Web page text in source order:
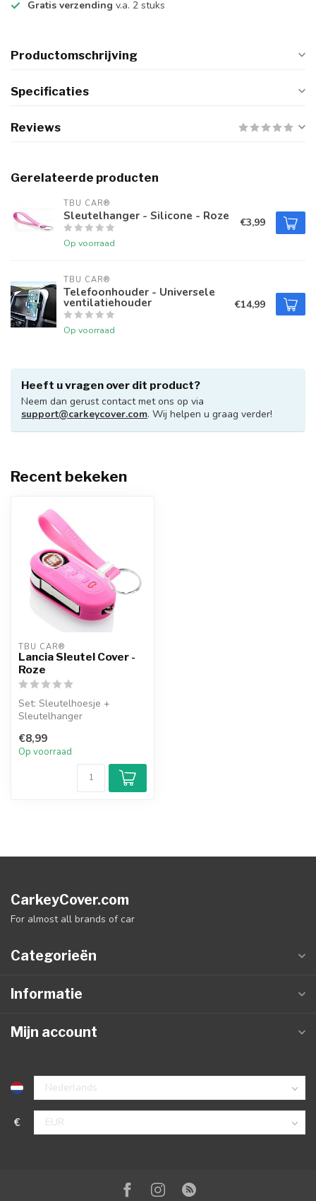
Gratis verzending v.a. 2 stuks
Productomschrijving
Specificaties
Reviews
Gerelateerde producten
TBU CAR®
Sleutelhanger - Silicone - Roze
Op voorraad
€3,99
TBU CAR®
Telefoonhouder - Universele
ventilatiehouder
Op voorraad
€14,99
Heeft u vragen over dit product?
Neem dan gerust contact met ons op via
support@carkeycover.com. Wij helpen u graag verder!
Recent bekeken
TBU CAR®
Lancia Sleutel Cover -
Roze
Set: Sleutelhoesje +
Sleutelhanger
€8,99
Op voorraad
CarkeyCover.com
For almost all brands of car
Categorieën
Informatie
Mijn account
€